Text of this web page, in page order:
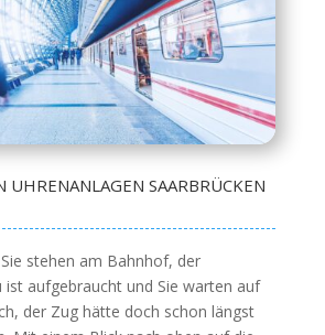
UHRENANLAGEN SAARBRÜCKEN
stehen am Bahnhof, der
ist aufgebraucht und Sie warten auf
der Zug hätte doch schon längst